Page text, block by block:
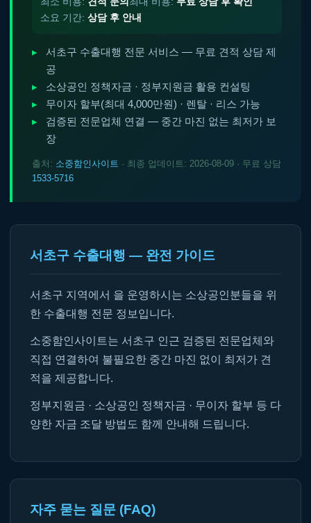
소요 기간: 상담 후 안내
서초구 수출대행 전문 서비스 — 무료 견적 상담 제
공
소상공인 정책자금 · 정부지원금 활용 컨설팅
무이자 할부(최대 4,000만원) · 렌탈 · 리스 가능
검증된 전문업체 연결 — 중간 마진 없는 최저가 보
장
출처: 소중함인사이트 · 최종 업데이트: 2026-08-09 · 무료 상담
1533-5716
서초구 수출대행 — 완전 가이드
서초구 지역에서 을 운영하시는 소상공인분들을 위
한 수출대행 전문 정보입니다.
소중함인사이트는 서초구 인근 검증된 전문업체와
직접 연결하여 불필요한 중간 마진 없이 최저가 견
적을 제공합니다.
정부지원금 · 소상공인 정책자금 · 무이자 할부 등 다
양한 자금 조달 방법도 함께 안내해 드립니다.
자주 묻는 질문 (FAQ)